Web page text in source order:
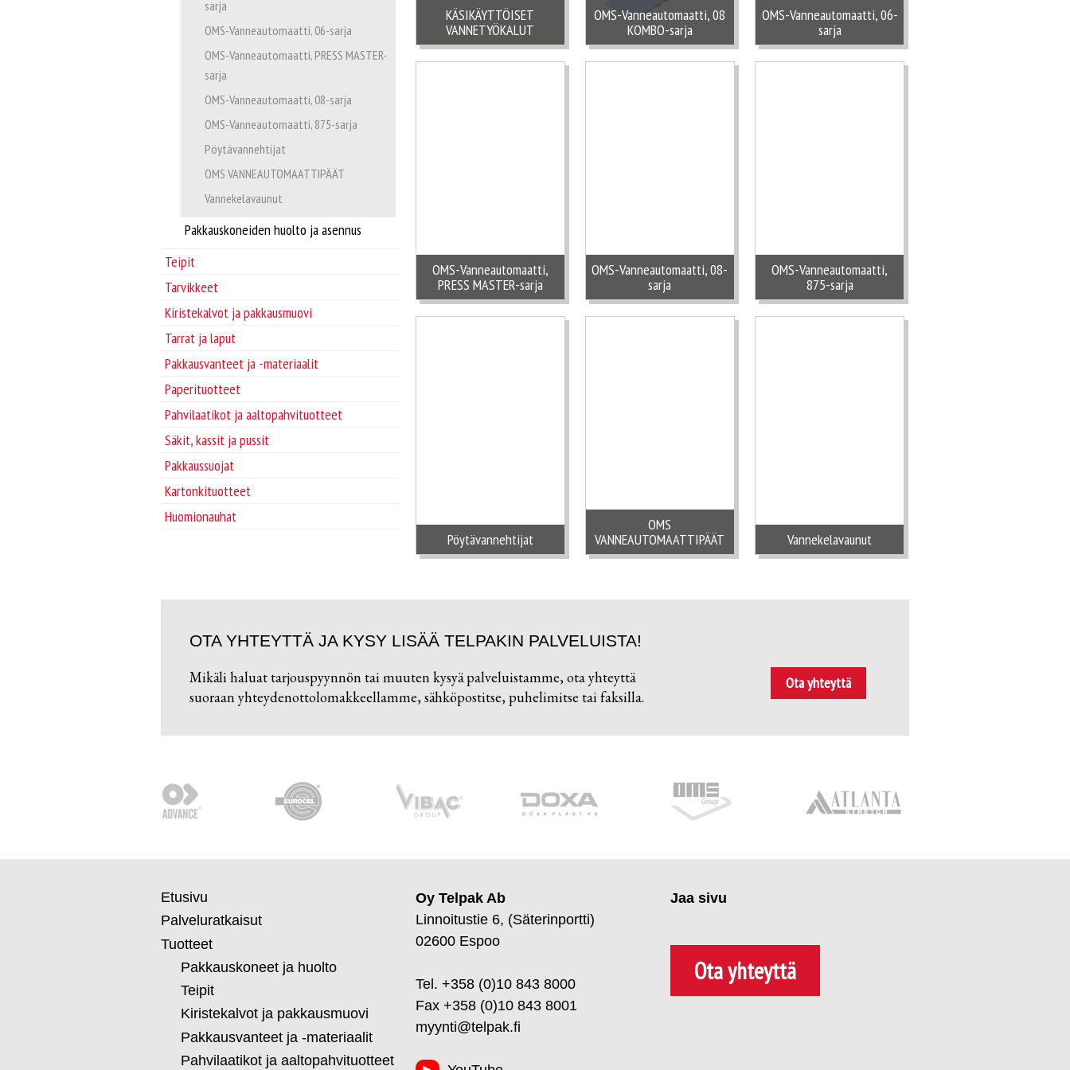
sarja
OMS-Vanneautomaatti, 06-sarja
OMS-Vanneautomaatti, PRESS MASTER-
sarja
OMS-Vanneautomaatti, 08-sarja
OMS-Vanneautomaatti, 875-sarja
Pöytävannehtijat
OMS VANNEAUTOMAATTIPÄÄT
Vannekelavaunut
Pakkauskoneiden huolto ja asennus
Teipit
Tarvikkeet
Kiristekalvot ja pakkausmuovi
Tarrat ja laput
Pakkausvanteet ja -materiaalit
Paperituotteet
Pahvilaatikot ja aaltopahvituotteet
Säkit, kassit ja pussit
Pakkaussuojat
Kartonkituotteet
Huomionauhat
KÄSIKÄYTTÖISET
VANNETYÖKALUT
OMS-Vanneautomaatti, 08
KOMBO-sarja
OMS-Vanneautomaatti, 06-
sarja
OMS-Vanneautomaatti,
PRESS MASTER-sarja
OMS-Vanneautomaatti, 08-
sarja
OMS-Vanneautomaatti,
875-sarja
Pöytävannehtijat
OMS
VANNEAUTOMAATTIPÄÄT
Vannekelavaunut
OTA YHTEYTTÄ JA KYSY LISÄÄ TELPAKIN PALVELUISTA!
Mikäli haluat tarjouspyynnön tai muuten kysyä palveluistamme, ota yhteyttä
suoraan yhteydenottolomakkeellamme, sähköpostitse, puhelimitse tai faksilla.
Ota yhteyttä
Etusivu
Palveluratkaisut
Tuotteet
Pakkauskoneet ja huolto
Teipit
Kiristekalvot ja pakkausmuovi
Pakkausvanteet ja -materiaalit
Pahvilaatikot ja aaltopahvituotteet
Oy Telpak Ab
Linnoitustie 6, (Säterinportti)
02600 Espoo
Tel. +358 (0)10 843 8000
Fax +358 (0)10 843 8001
myynti@telpak.fi
Jaa sivu
Ota yhteyttä